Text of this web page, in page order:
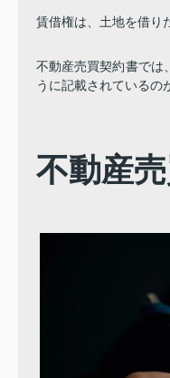
賃借権は、土地を借り
不動産売買契約書では
うに記載されているの
不動産